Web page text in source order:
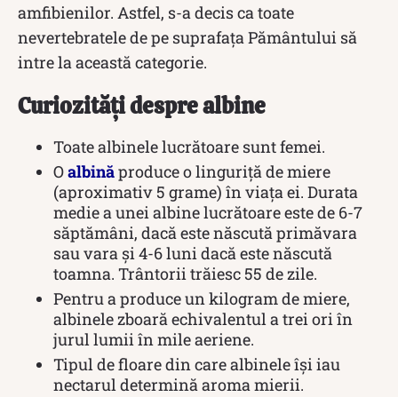
amfibienilor. Astfel, s-a decis ca toate
nevertebratele de pe suprafața Pământului să
intre la această categorie.
Curiozități despre albine
Toate albinele lucrătoare sunt femei.
Oalbinăproduce o linguriță de miere
(aproximativ 5 grame) în viața ei. Durata
medie a unei albine lucrătoare este de 6-7
săptămâni, dacă este născută primăvara
sau vara și 4-6 luni dacă este născută
toamna. Trântorii trăiesc 55 de zile.
Pentru a produce un kilogram de miere,
albinele zboară echivalentul a trei ori în
jurul lumii în mile aeriene.
Tipul de floare din care albinele își iau
nectarul determină aroma mierii.